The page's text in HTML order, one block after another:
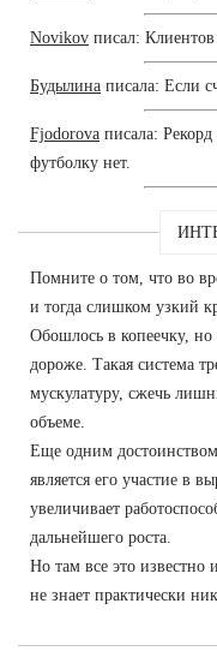
Novikov писал: Клиентов
Будылина писала: Если
Fjodorova писала:
футболку нет.
Помните о том, что во
и тогда слишком узкий
Обошлось в копеечку, но
дороже. Такая система
мускулатуру, сжечь
объеме.
Еще одним
является его участие в
увеличивает
дальнейшего роста.
Но там все это известно
не знает практически